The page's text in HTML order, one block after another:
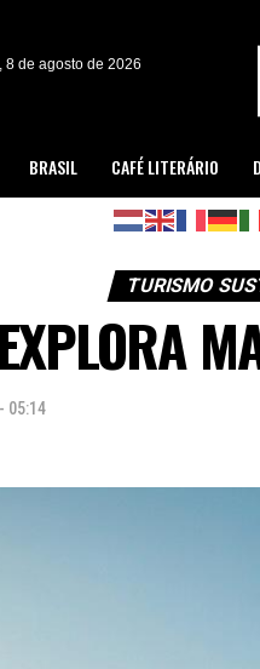
8 de agosto de 2026
BRASIL CAFÉ LITERÁRIO
TURISMO
05:14